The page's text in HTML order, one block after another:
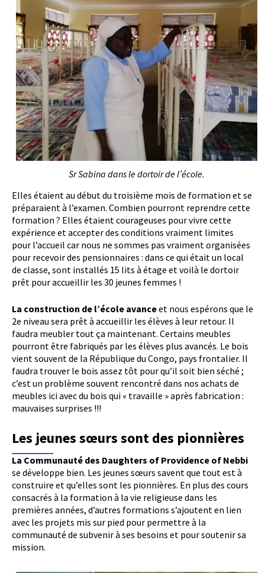
Sr Sabina dans le dortoir de l’école.
Elles étaient au début du troisième mois de formation et se
préparaient à l’examen. Combien pourront reprendre cette
formation ? Elles étaient courageuses pour vivre cette
expérience et accepter des conditions vraiment limites
pour l’accueil car nous ne sommes pas vraiment organisées
pour recevoir des pensionnaires : dans ce qui était un local
de classe, sont installés 15 lits à étage et voilà le dortoir
prêt pour accueillir les 30 jeunes femmes !
La construction de l’école avanceet nous espérons que le
2e niveau sera prêt à accueillir les élèves à leur retour. Il
faudra meubler tout ça maintenant. Certains meubles
pourront être fabriqués par les élèves plus avancés. Le bois
vient souvent de la République du Congo, pays frontalier. Il
faudra trouver le bois assez tôt pour qu’il soit bien séché ;
c’est un problème souvent rencontré dans nos achats de
meubles ici avec du bois qui « travaille » après fabrication :
mauvaises surprises !!!
Les jeunes sœurs sont des pionnières
La Communauté des Daughters of Providence of Nebbi
se développe bien. Les jeunes sœurs savent que tout est à
construire et qu’elles sont les pionnières. En plus des cours
consacrés à la formation à la vie religieuse dans les
premières années, d’autres formations s’ajoutent en lien
avec les projets mis sur pied pour permettre à la
communauté de subvenir à ses besoins et pour soutenir sa
mission.